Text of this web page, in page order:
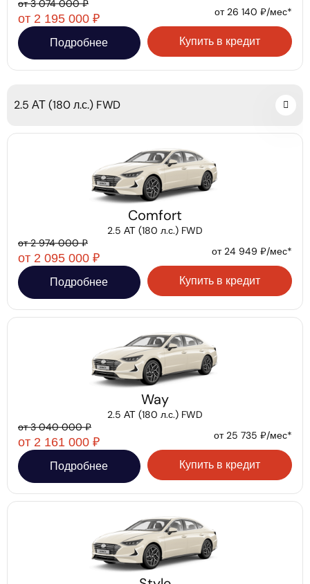
от 3 074 000 ₽
от 2 195 000 ₽ от 26 140 ₽/мес*
Подробнее Купить в кредит
2.5 АТ (180 л.с.) FWD
Comfort
2.5 АТ (180 л.с.) FWD
от 2 974 000 ₽
от 2 095 000 ₽ от 24 949 ₽/мес*
Подробнее Купить в кредит
Way
2.5 АТ (180 л.с.) FWD
от 3 040 000 ₽
от 2 161 000 ₽ от 25 735 ₽/мес*
Подробнее Купить в кредит